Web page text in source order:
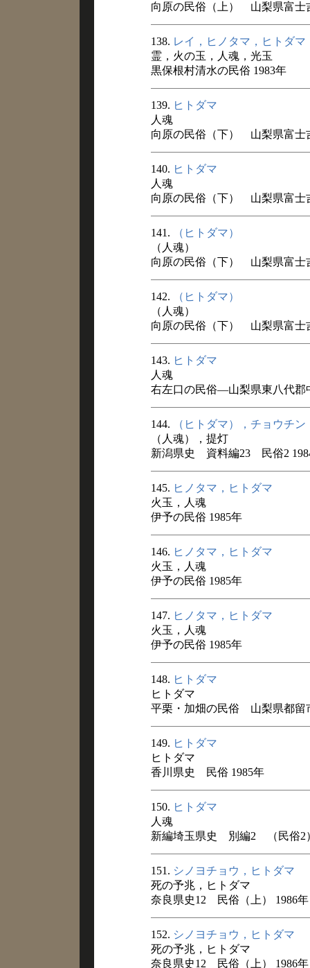
向原の民俗（上） 山梨県富士
138. レイ，ヒノタマ，ヒトダマ
霊，火の玉，人魂，光玉
黒保根村清水の民俗 1983年
139. ヒトダマ
人魂
向原の民俗（下） 山梨県富士
140. ヒトダマ
人魂
向原の民俗（下） 山梨県富士
141.
（ヒトダマ）
（人魂）
向原の民俗（下） 山梨県富士
142.
（ヒトダマ）
（人魂）
向原の民俗（下） 山梨県富士
143. ヒトダマ
人魂
右左口の民俗―山梨県東八代郡
144.
（ヒトダマ），チョウチン
（人魂），提灯
新潟県史 資料編23 民俗2
145. ヒノタマ，ヒトダマ
火玉，人魂
伊予の民俗 1985年
146. ヒノタマ，ヒトダマ
火玉，人魂
伊予の民俗 1985年
147. ヒノタマ，ヒトダマ
火玉，人魂
伊予の民俗 1985年
148. ヒトダマ
ヒトダマ
平栗・加畑の民俗 山梨県都留
149. ヒトダマ
ヒトダマ
香川県史 民俗 1985年
150. ヒトダマ
人魂
新編埼玉県史 別編2 （民俗2
151. シノヨチョウ，ヒトダマ
死の予兆，ヒトダマ
奈良県史12 民俗（上） 1986年
152. シノヨチョウ，ヒトダマ
死の予兆，ヒトダマ
奈良県史12 民俗（上） 1986年